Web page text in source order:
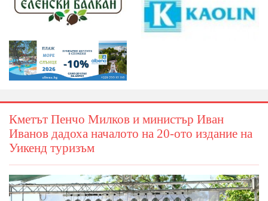
Кметът Пенчо Милков и министър Иван
Иванов дадоха началото на 20-ото издание на
Уикенд туризъм